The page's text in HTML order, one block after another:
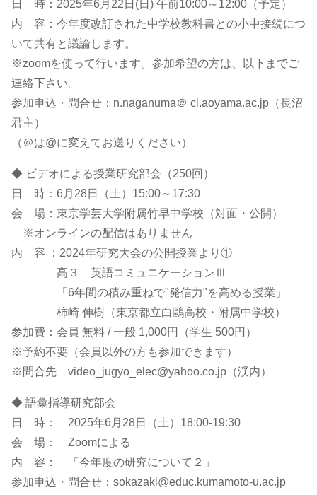
日 時：2025年6月22日(日) 午前10:00～12:00（予定）
内 容：今年度改訂された中学校教科書との小中接続につ
いて共有と議論します。
※zoomを使って行います。参加希望の方は、以下までご
連絡下さい。
参加申込・問合せ：n.naganuma＠ cl.aoyama.ac.jp（長沼
君主）
（＠は@に変えてお送りください）
◆ ビデオによる授業研究部会（250回）
日 時：6月28日（土）15:00～17:30
会 場：東京学芸大学附属竹早中学校（対面・公開）
※オンラインの配信はありません
内 容 ：2024年研究大会の公開授業より①
高３ 英語コミュニケーションⅢ
「6年間の積み重ねで"発信力"を高める授業」
柿崎 伸樹（東京都立白鷗高校・附属中学校）
参加費：会員 無料 / 一般 1,000円（学生 500円）
※予約不要（会員以外の方も参加できます）
※問合先 video_jugyo_elec@yahoo.co.jp（渓内）
◆ 語彙指導研究部会
日 時： 2025年6月28日（土）18:00-19:30
会 場： Zoomによる
内 容： 「今年度の研究について２」
参加申込・問合せ：sokazaki@educ.kumamoto-u.ac.jp